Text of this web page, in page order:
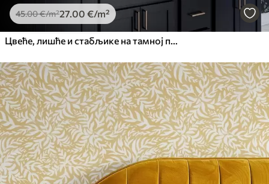
45.00€/m²27.00 €/m²
Цвеће, лишће и стабљике на тамној позадини